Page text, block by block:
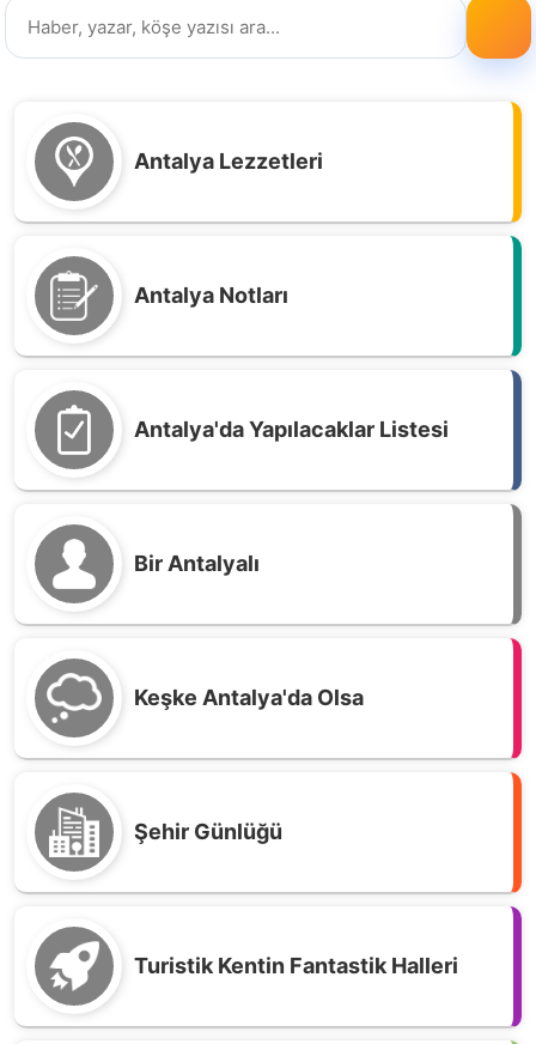
Antalya Lezzetleri
Antalya Notları
Antalya'da Yapılacaklar Listesi
Bir Antalyalı
Keşke Antalya'da Olsa
Şehir Günlüğü
Turistik Kentin Fantastik Halleri